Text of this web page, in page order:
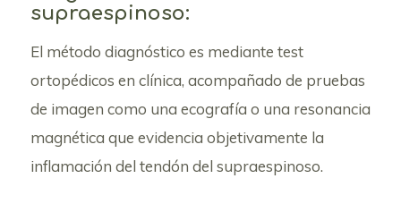
supraespinoso:
El método diagnóstico es mediante test
ortopédicos en clínica, acompañado de pruebas
de imagen como una ecografía o una resonancia
magnética que evidencia objetivamente la
inflamación del tendón del supraespinoso.